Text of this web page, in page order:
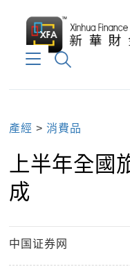
產經 >消費品
上半年全國
成
中国证券网